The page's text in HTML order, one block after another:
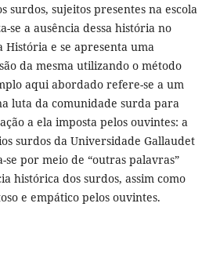
surdos, sujeitos presentes na escola
se a ausência dessa história no
e se apresenta uma
da mesma utilizando o método
aqui abordado refere-se a um
luta da comunidade surda para
a ela imposta pelos ouvintes: a
surdos da Universidade Gallaudet
se por meio de “outras palavras”
histórica dos surdos, assim como
e empático pelos ouvintes.